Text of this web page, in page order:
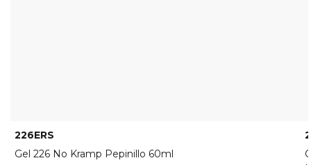
226ERS
Gel 226 No Kramp Pepinillo 60ml